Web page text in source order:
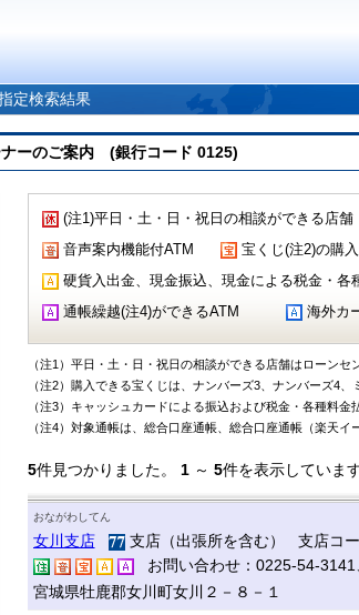
定検索結果
ナーのご案内 (銀行コード 0125)
(注1)平日・土・日・祝日の相談ができる店舗
音声案内機能付ATM
宝くじ(注2)の購
硬貨入出金、現金振込、現金による税金・
通帳繰越(注4)ができるATM
海外カ
（注1）平日・土・日・祝日の相談ができる店舗はローンセ
（注2）購入できる宝くじは、ナンバーズ3、ナンバーズ4、
（注3）キャッシュカードによる振込および税金・各種料
（注4）対象通帳は、総合口座通帳、総合口座通帳（楽天
5件見つかりました。 1～ 5件を表示しています
おながわしてん
女川支店
支店（出張所を含む） 支店コ
お問い合わせ：0225-54-
宮城県牡鹿郡女川町女川２－８－１